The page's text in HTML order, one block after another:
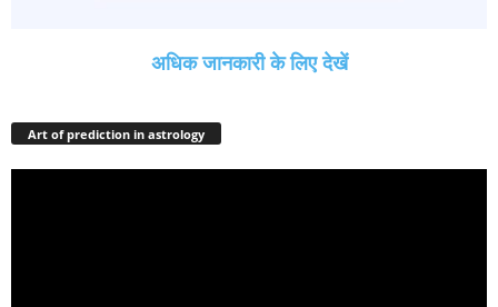
अधिक जानकारी के लिए देखें
Art of prediction in astrology